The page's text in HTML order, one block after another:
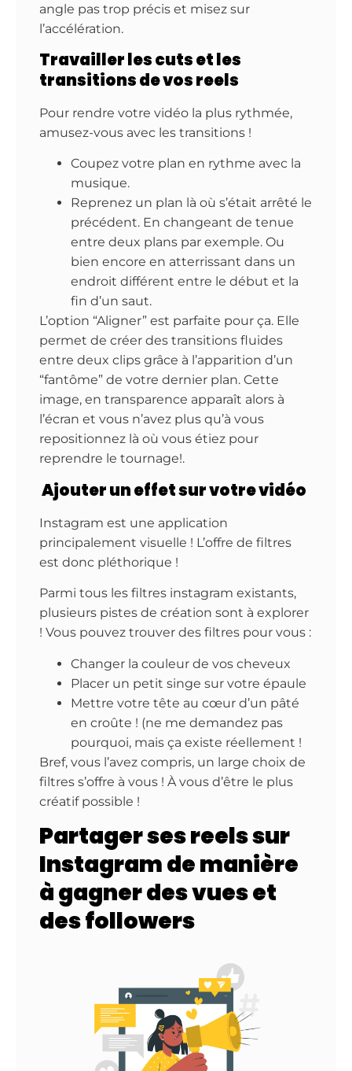
angle pas trop précis et misez sur
l’accélération.
Travailler les cuts et les
transitions de vos reels
Pour rendre votre vidéo la plus rythmée,
amusez-vous avec les transitions !
Coupez votre plan en rythme avec la
musique.
Reprenez un plan là où s’était arrêté le
précédent. En changeant de tenue
entre deux plans par exemple. Ou
bien encore en atterrissant dans un
endroit différent entre le début et la
fin d’un saut.
L’option “Aligner” est parfaite pour ça. Elle
permet de créer des transitions fluides
entre deux clips grâce à l’apparition d’un
“fantôme” de votre dernier plan. Cette
image, en transparence apparaît alors à
l’écran et vous n’avez plus qu’à vous
repositionnez là où vous étiez pour
reprendre le tournage!.
Ajouter un effet sur votre vidéo
Instagram est une application
principalement visuelle ! L’offre de filtres
est donc pléthorique !
Parmi tous les filtres instagram existants,
plusieurs pistes de création sont à explorer
! Vous pouvez trouver des filtres pour vous :
Changer la couleur de vos cheveux
Placer un petit singe sur votre épaule
Mettre votre tête au cœur d’un pâté
en croûte ! (ne me demandez pas
pourquoi, mais ça existe réellement !
Bref, vous l’avez compris, un large choix de
filtres s’offre à vous ! À vous d’être le plus
créatif possible !
Partager ses reels sur
Instagram de manière
à gagner des vues et
des followers